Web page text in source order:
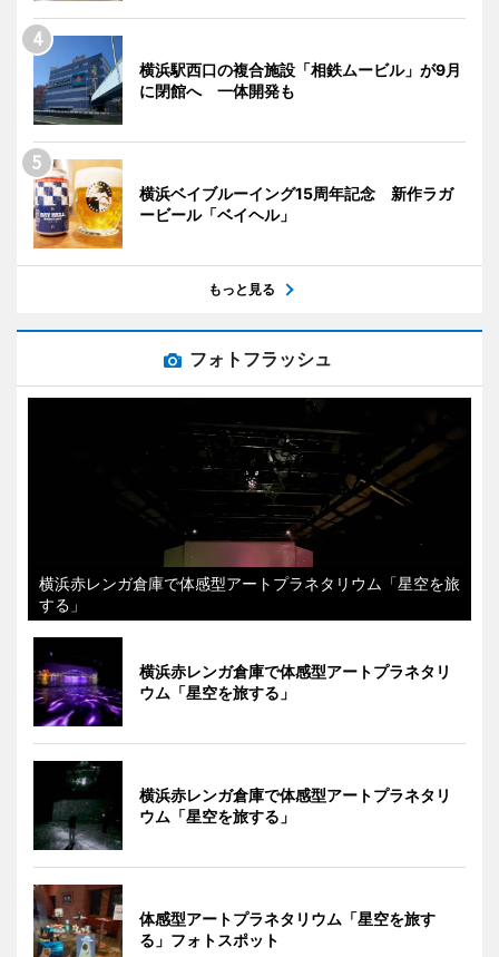
横浜駅西口の複合施設「相鉄ムービル」が9月
に閉館へ 一体開発も
横浜ベイブルーイング15周年記念 新作ラガ
ービール「ベイヘル」
もっと見る
フォトフラッシュ
横浜赤レンガ倉庫で体感型アートプラネタリウム「星空を旅
する」
横浜赤レンガ倉庫で体感型アートプラネタリ
ウム「星空を旅する」
横浜赤レンガ倉庫で体感型アートプラネタリ
ウム「星空を旅する」
体感型アートプラネタリウム「星空を旅す
る」フォトスポット